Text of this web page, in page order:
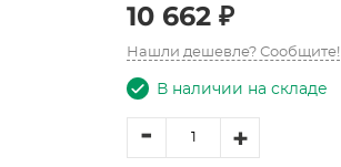
10 662 ₽
Нашли дешевле? Сообщите!
В наличии на складе
- +